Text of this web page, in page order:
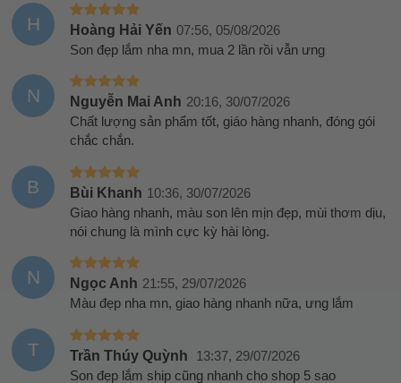
H Hoàng Hải Yến 07:56, 05/08/2026
Son đẹp lắm nha mn, mua 2 lần rồi vẫn ưng
N Nguyễn Mai Anh 20:16, 30/07/2026
Chất lượng sản phẩm tốt, giáo hàng nhanh, đóng gói
chắc chắn.
B Bùi Khanh 10:36, 30/07/2026
Giao hàng nhanh, màu son lên mịn đẹp, mùi thơm dịu,
nói chung là mình cực kỳ hài lòng.
N Ngọc Anh 21:55, 29/07/2026
Màu đẹp nha mn, giao hàng nhanh nữa, ưng lắm
T Trần Thúy Quỳnh
13:37, 29/07/2026
Son đẹp lắm ship cũng nhanh cho shop 5 sao